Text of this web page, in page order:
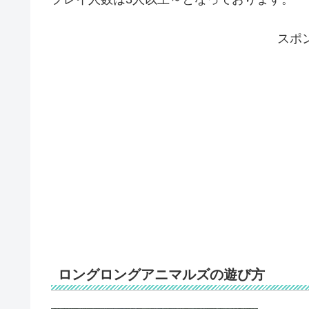
スポ
ロングロングアニマルズの遊び方